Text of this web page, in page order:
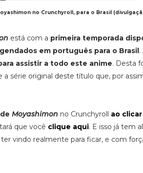
no Crunchyroll, para o Brasil
está com a primeira temporada
em português para o Brasil.
assistir a todo este anime. Desta
série original deste título que, por
Moyashimon no Crunchyroll ao
que você clique aqui. E isso já tem
vindo realmente para ficar, e com